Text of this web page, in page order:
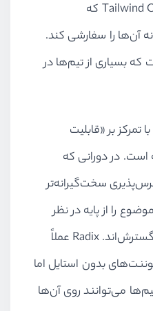
کامپوننت‌های مبتنی بر Tailwind CSS که
آن‌ها را سفارشی کند.
بسیاری از تیم‌ها در
در کنار این جریان، Radix UI با تمرکز بر «قابلیت
در دورانی که
سخت‌گیرانه‌تر
را از پایه در نظر
گرفته‌اند، به سرعت در حال گسترش‌اند. Radix عملاً
بدون استایل اما
می‌توانند روی آن‌ها